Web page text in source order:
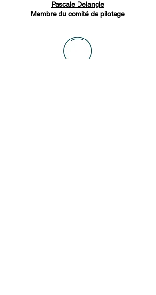
Pascale Delangle
Membre du comité de pilotage